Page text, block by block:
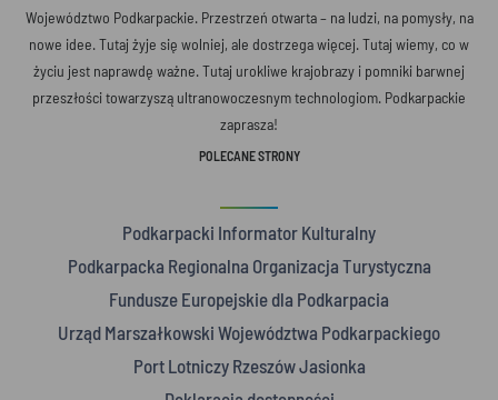
Województwo Podkarpackie. Przestrzeń otwarta – na ludzi, na pomysły, na
nowe idee. Tutaj żyje się wolniej, ale dostrzega więcej. Tutaj wiemy, co w
życiu jest naprawdę ważne. Tutaj urokliwe krajobrazy i pomniki barwnej
przeszłości towarzyszą ultranowoczesnym technologiom. Podkarpackie
zaprasza!
POLECANE STRONY
Podkarpacki Informator Kulturalny
Podkarpacka Regionalna Organizacja Turystyczna
Fundusze Europejskie dla Podkarpacia
Urząd Marszałkowski Województwa Podkarpackiego
Port Lotniczy Rzeszów Jasionka